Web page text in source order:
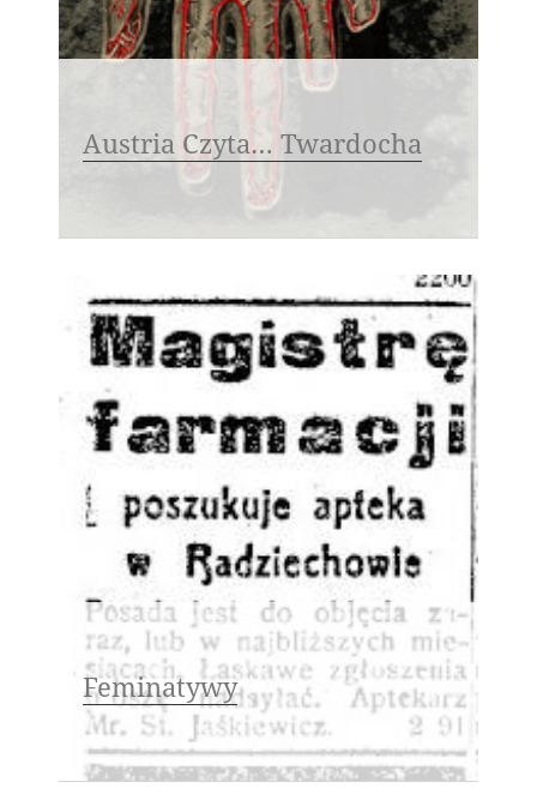
Austria Czyta… Twardocha
Feminatywy